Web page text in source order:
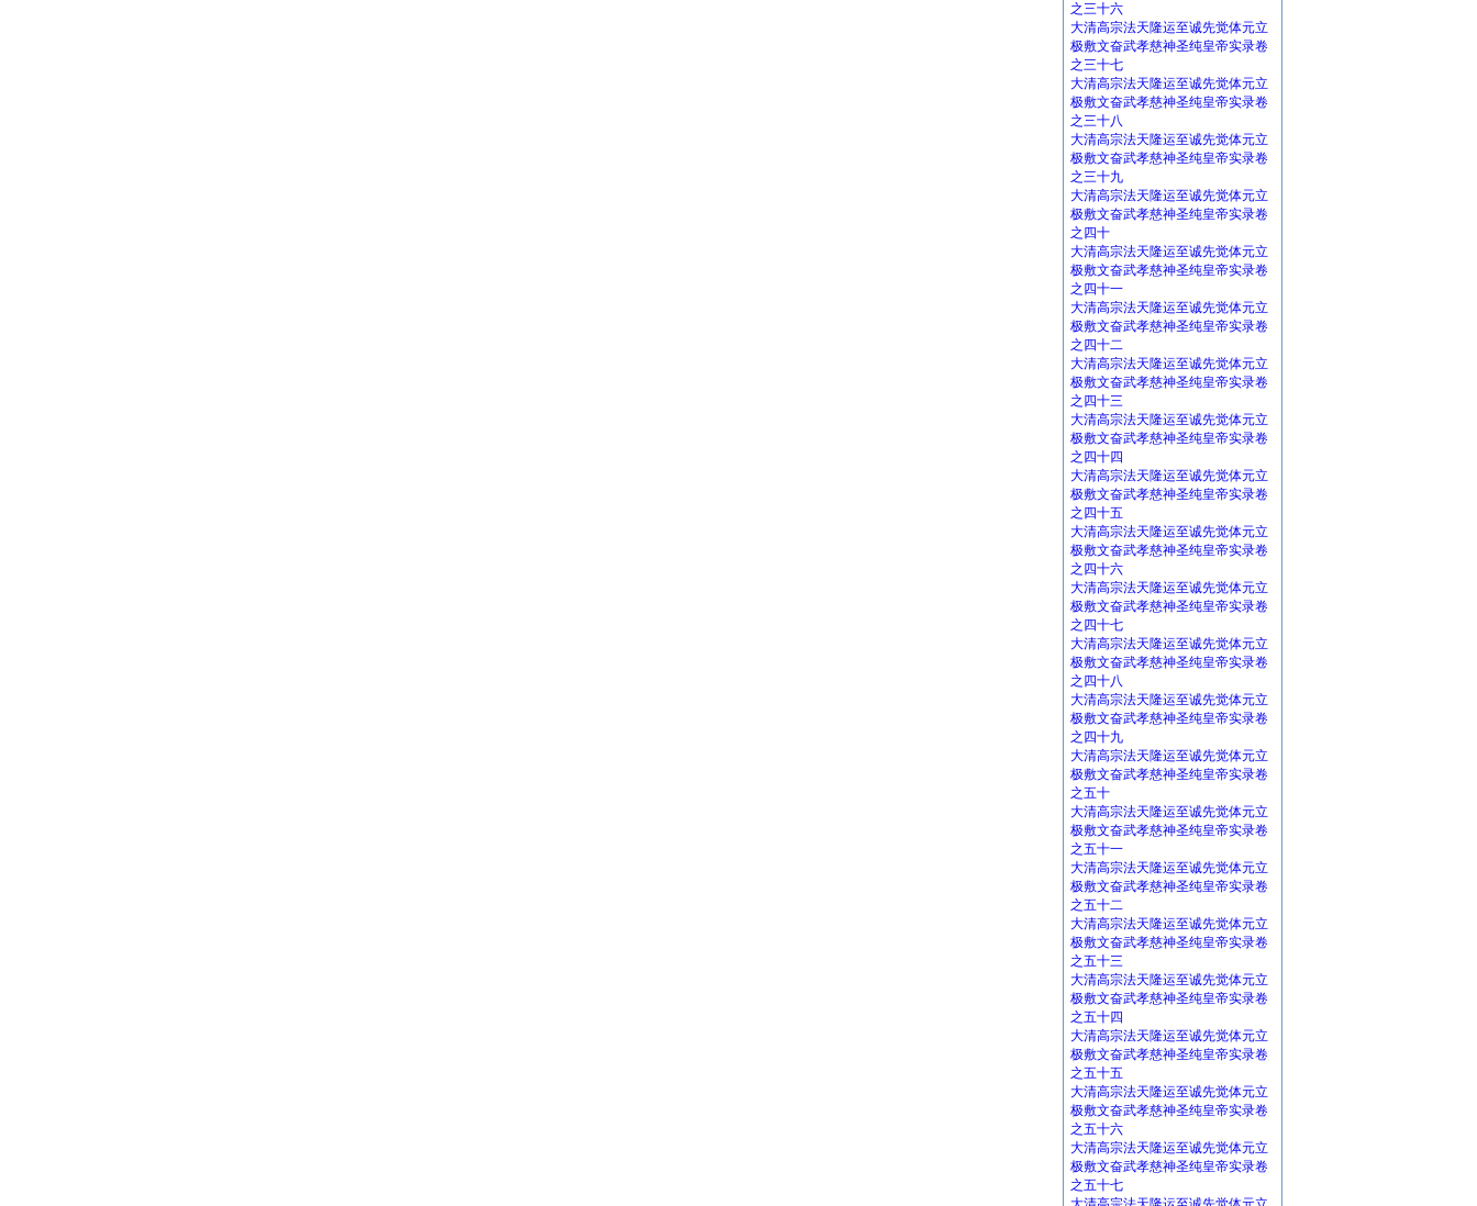
之三十六
大清高宗法天隆运至诚先觉体元立
极敷文奋武孝慈神圣纯皇帝实录卷
之三十七
大清高宗法天隆运至诚先觉体元立
极敷文奋武孝慈神圣纯皇帝实录卷
之三十八
大清高宗法天隆运至诚先觉体元立
极敷文奋武孝慈神圣纯皇帝实录卷
之三十九
大清高宗法天隆运至诚先觉体元立
极敷文奋武孝慈神圣纯皇帝实录卷
之四十
大清高宗法天隆运至诚先觉体元立
极敷文奋武孝慈神圣纯皇帝实录卷
之四十一
大清高宗法天隆运至诚先觉体元立
极敷文奋武孝慈神圣纯皇帝实录卷
之四十二
大清高宗法天隆运至诚先觉体元立
极敷文奋武孝慈神圣纯皇帝实录卷
之四十三
大清高宗法天隆运至诚先觉体元立
极敷文奋武孝慈神圣纯皇帝实录卷
之四十四
大清高宗法天隆运至诚先觉体元立
极敷文奋武孝慈神圣纯皇帝实录卷
之四十五
大清高宗法天隆运至诚先觉体元立
极敷文奋武孝慈神圣纯皇帝实录卷
之四十六
大清高宗法天隆运至诚先觉体元立
极敷文奋武孝慈神圣纯皇帝实录卷
之四十七
大清高宗法天隆运至诚先觉体元立
极敷文奋武孝慈神圣纯皇帝实录卷
之四十八
大清高宗法天隆运至诚先觉体元立
极敷文奋武孝慈神圣纯皇帝实录卷
之四十九
大清高宗法天隆运至诚先觉体元立
极敷文奋武孝慈神圣纯皇帝实录卷
之五十
大清高宗法天隆运至诚先觉体元立
极敷文奋武孝慈神圣纯皇帝实录卷
之五十一
大清高宗法天隆运至诚先觉体元立
极敷文奋武孝慈神圣纯皇帝实录卷
之五十二
大清高宗法天隆运至诚先觉体元立
极敷文奋武孝慈神圣纯皇帝实录卷
之五十三
大清高宗法天隆运至诚先觉体元立
极敷文奋武孝慈神圣纯皇帝实录卷
之五十四
大清高宗法天隆运至诚先觉体元立
极敷文奋武孝慈神圣纯皇帝实录卷
之五十五
大清高宗法天隆运至诚先觉体元立
极敷文奋武孝慈神圣纯皇帝实录卷
之五十六
大清高宗法天隆运至诚先觉体元立
极敷文奋武孝慈神圣纯皇帝实录卷
之五十七